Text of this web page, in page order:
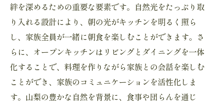
絆を深めるための重要な要素です。自然光をたっぷり取
り入れる設計により、朝の光がキッチンを明るく照ら
し、家族全員が一緒に朝食を楽しむことができます。さ
らに、オープンキッチンはリビングとダイニングを一体
化することで、料理を作りながら家族との会話を楽しむ
ことができ、家族のコミュニケーションを活性化しま
す。山梨の豊かな自然を背景に、食事や団らんを通じ